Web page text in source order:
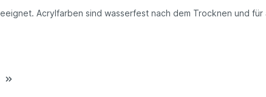
Acrylfarben sind wasserfest nach dem Trocknen und